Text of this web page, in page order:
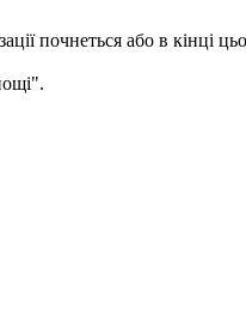
почнеться або в кінці